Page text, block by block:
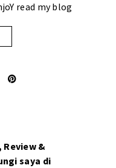
read my blog
&
saya di